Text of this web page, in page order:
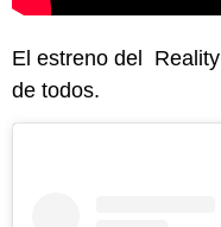
El estreno del
de todos.